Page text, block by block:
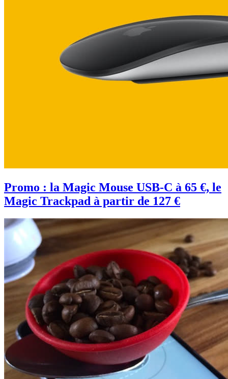
Promo : la Magic Mouse USB-C à 65 €, le
Magic Trackpad à partir de 127 €